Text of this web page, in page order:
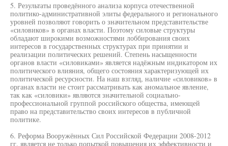
5. Результаты проведённого анализа корпуса отечественной
политико-административной элиты федерального и регионального
уровней позволяют говорить о значительном представительстве
«силовиков» в органах власти. Поэтому силовые структуры
обладают широкими возможностями лоббирования своих
интересов в государственных структурах при принятии и
реализации политических решений. Степень насыщенности
органов власти «силовиками» является надёжным индикатором их
политического влияния, общего состояния характеризующей их
политической ресурсности. На наш взгляд, наличие «силовиков» в
органах власти не стоит рассматривать как аномальное явление,
так как «силовики» являются значительной социально-
профессиональной группой российского общества, имеющей
право на представительство своих интересов в публичной
политике.
6. Реформа Вооружённых Сил Российской Федерации 2008-2012
гг. является не только попыткой повышения их эффективности и